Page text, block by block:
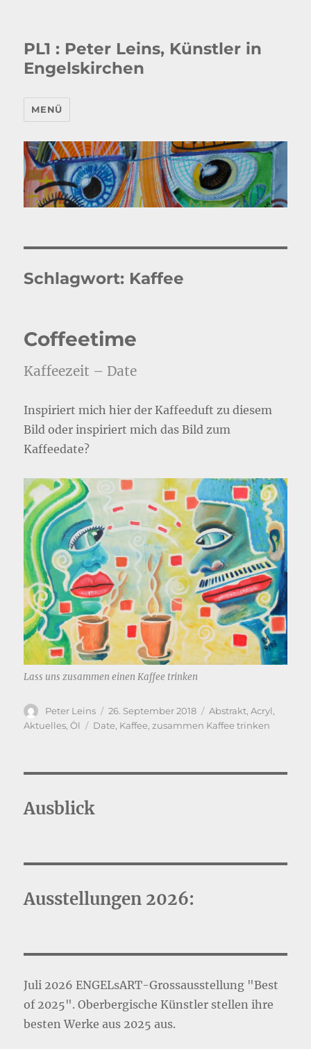
PL1 : Peter Leins, Künstler in
Engelskirchen
MENÜ
Schlagwort: Kaffee
Coffeetime
Kaffeezeit – Date
Inspiriert mich hier der Kaffeeduft zu diesem
Bild oder inspiriert mich das Bild zum
Kaffeedate?
Lass uns zusammen einen Kaffee trinken
Autor
Peter Leins
Veröffentlicht
am
26. September 2018 Kategorien
Abstrakt,Acryl,
Aktuelles,Öl Schlagwörter
Date, Kaffee,zusammen Kaffee trinken
Ausblick
Ausstellungen 2026:
Juli 2026 ENGELsART-Grossausstellung "Best
of 2025". Oberbergische Künstler stellen ihre
besten Werke aus 2025 aus.